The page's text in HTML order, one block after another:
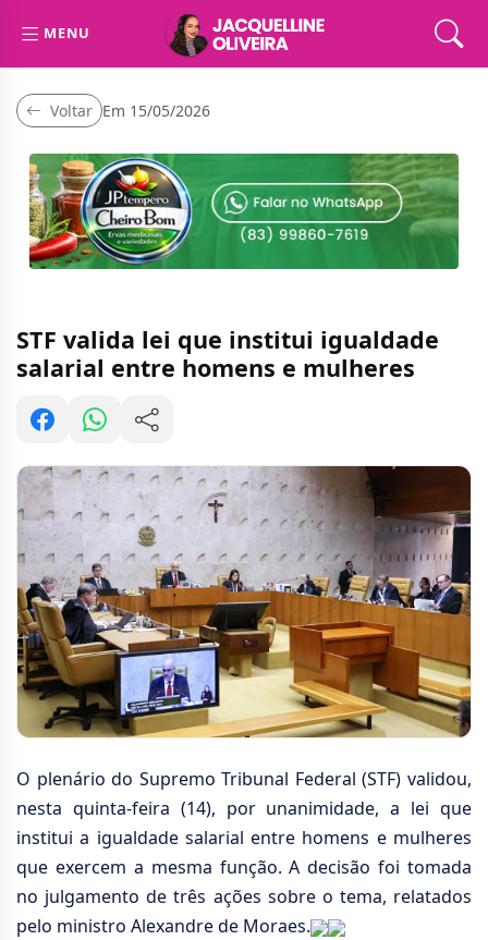
MENU
Voltar Em 15/05/2026
STF valida lei que institui igualdade
salarial entre homens e mulheres
O plenário do Supremo Tribunal Federal (STF) validou,
nesta quinta-feira (14), por unanimidade, a lei que
institui a igualdade salarial entre homens e mulheres
que exercem a mesma função. A decisão foi tomada
no julgamento de três ações sobre o tema, relatados
pelo ministro Alexandre de Moraes.